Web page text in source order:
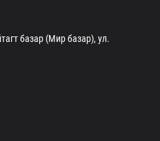
базар (Мир базар), ул.